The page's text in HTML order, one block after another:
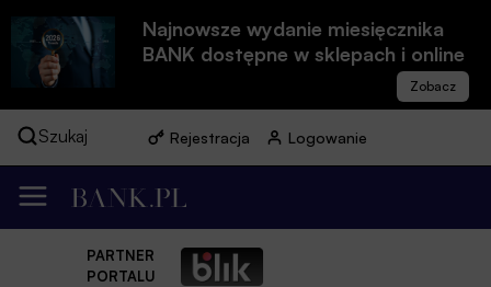
Najnowsze wydanie miesięcznika
BANK dostępne w sklepach i online
Szukaj Rejestracja Logowanie
PARTNER
PORTALU